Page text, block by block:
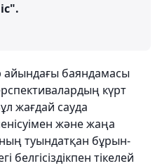
баяндамасы
күрт
жағдай сауда
және жаңа
туындатқан бұрын-
тікелей